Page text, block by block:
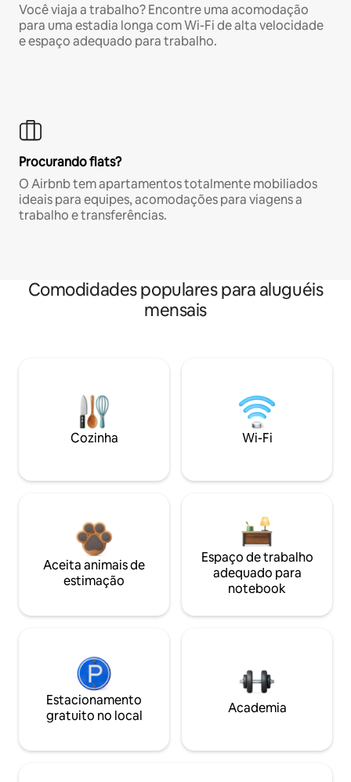
Você viaja a trabalho? Encontre uma acomodação
para uma estadia longa com Wi-Fi de alta velocidade
e espaço adequado para trabalho.
Procurando flats?
O Airbnb tem apartamentos totalmente mobiliados
ideais para equipes, acomodações para viagens a
trabalho e transferências.
Comodidades populares para aluguéis
mensais
Cozinha Wi-Fi
Aceita animais de
estimação
Espaço de trabalho
adequado para
notebook
Estacionamento
gratuito no local
Academia